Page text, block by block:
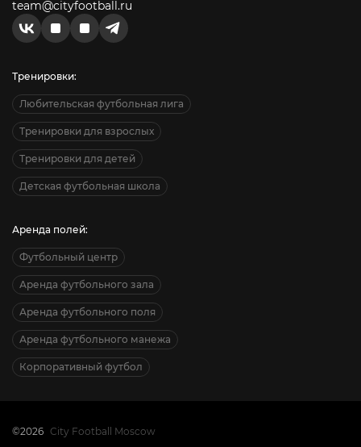
team@cityfootball.ru
Тренировки:
Любительская футбольная лига
Тренировки для взрослых
Тренировки для детей
Детская футбольная школа
Аренда полей:
Футбольный центр
Аренда футбольного зала
Аренда футбольного поля
Аренда футбольного манежа
Корпоративный футбол
©2026 City Football Moscow